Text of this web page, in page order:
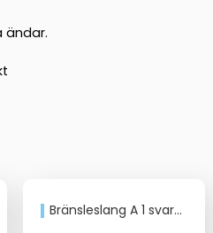
ändar.
Bränsleslang A 1 svart 8.0mm